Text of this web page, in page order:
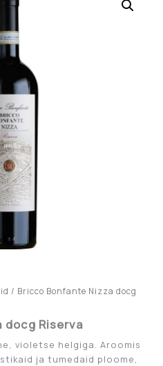
/ Bricco Bonfante Nizza docg
Riserva
violetse helgiga. Aroomis
ja tumedaid ploome,